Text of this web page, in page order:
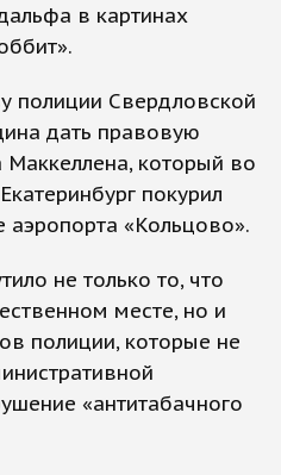
в картинах
полиции Свердловской
дать правовую
который во
покурил
«Кольцово».
не только то, что
месте, но и
полиции, которые не
«антитабачного